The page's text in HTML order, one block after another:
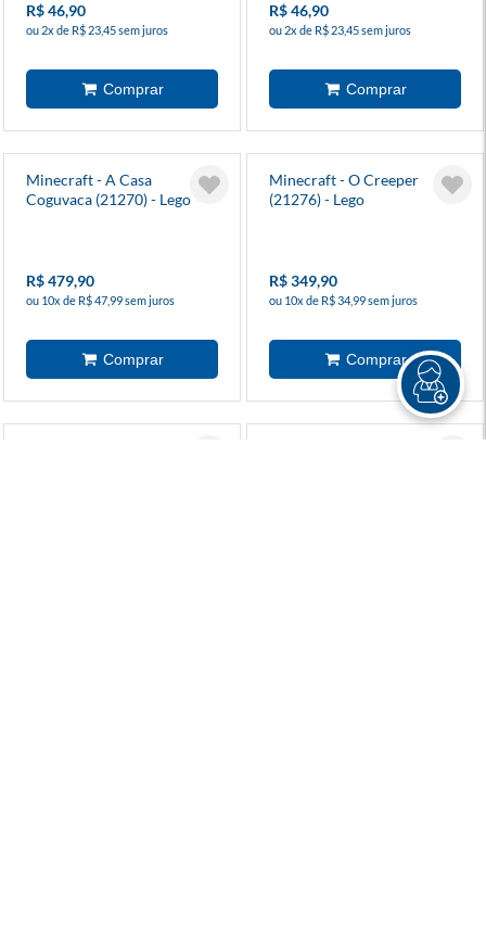
R$ 46,90
ou 2x de R$ 23,45 sem juros
R$ 46,90
ou 2x de R$ 23,45 sem juros
Minecraft - A Casa
Coguvaca (21270) - Lego
R$ 479,90
ou 10x de R$ 47,99 sem juros
Minecraft - O Creeper
(21276) - Lego
R$ 349,90
ou 10x de R$ 34,99 sem juros